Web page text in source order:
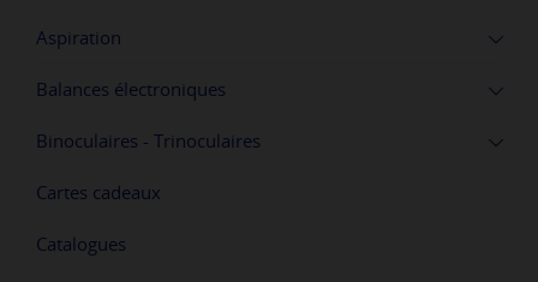
Aspiration
Balances électroniques
Binoculaires - Trinoculaires
Cartes cadeaux
Catalogues